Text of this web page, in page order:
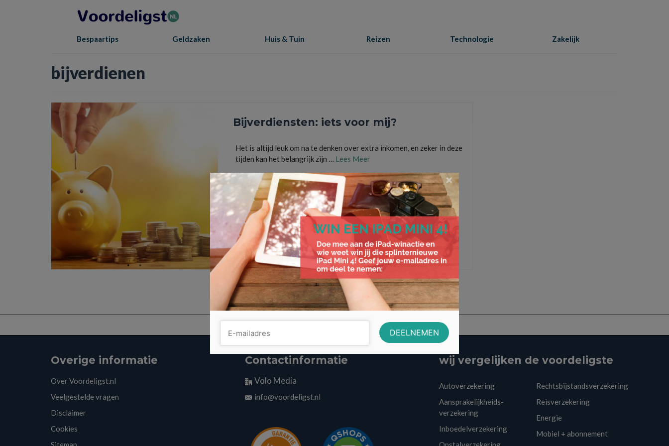
Bespaartips Geldzaken Huis & Tuin Reizen Technologie Zakelijk
bijverdienen
Bijverdiensten: iets voor mij?
Het is altijd leuk om na te denken over extra inkomen, en zeker in deze
tijden kan het belangrijk zijn … Lees Meer
abonnementen baan baantje,besparen,bijverdienen,bijverdiensten,Energie,financieel, geld ,
tijdmanagement,vaste lasten,werken zakelijk
Overige informatie
Over Voordeligst.nl
Veelgestelde vragen
Disclaimer
Cookies
Contactinformatie
Volo Media
info@voordeligst.nl
wij vergelijken de voordeligste
Autoverzekering
Aansprakelijkheids-
verzekering
Inboedelverzekering
Rechtsbijstandsverzekering
Reisverzekering
Energie
Mobiel + abonnement
×